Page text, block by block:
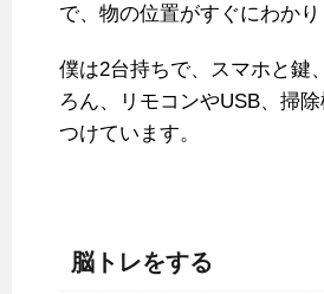
で、物の位置がすぐにわかり
僕は2台持ちで、スマホと鍵
ろん、リモコンやUSB、掃
つけています。
脳トレをする